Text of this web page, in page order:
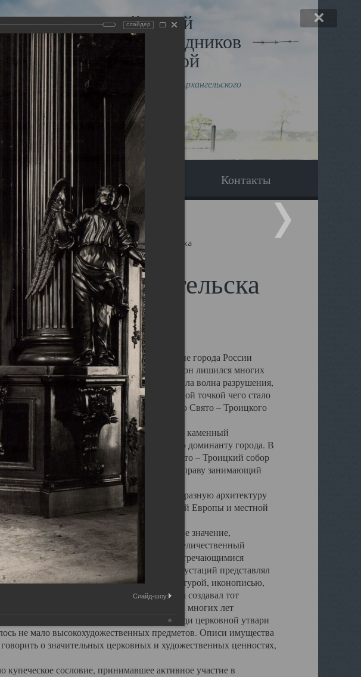
Виртуальный музей
и исповедников
Земли Архангельской
создан по благословлению митрополита Архангельского
и Холмогорского Даниила
Галерея Вопрос-ответ Контакты
Свято-Троицкий собор Архангельска
собор Архангельска
в большей мере, чем другие губернские города России
разрушений, в результате которых он лишился многих
всего по старому Архангельску ударила волна разрушения,
особую силу в конце 20 –х годов. Отправной точкой чего стало
губернии - ансамбля кафедрального Свято – Троицкого
Архангельска, величественный каменный
в зрительную и градостроительную доминанту города. В
на Севере. Вплоть до разрушения Свято – Троицкий собор
из городских строений Архангельска, по праву занимающий
картине Архангельска.
России воплотил в себе яркую и своеобразную архитектуру
течениями России, Западной Европы и местной
вполне оправдывали его кафедральное значение,
построек города. Обширный и величественный
стиля, с единственными нигде не встречающимися
множеством резных, символических инкрустаций представлял
В совокупности же с живописью, скульптурой, иконописью,
утвари интерьер Троицкого храма создавал тот
убранства собора, на протяжении многих лет
В соборной ризнице, библиотеке, среди церковной утвари
не мало высокохудожественных предметов. Описи имущества
о значительных церковных и художественных ценностях,
купеческое сословие, принимавшее активное участие в
слайдер
Слайд-шоу: